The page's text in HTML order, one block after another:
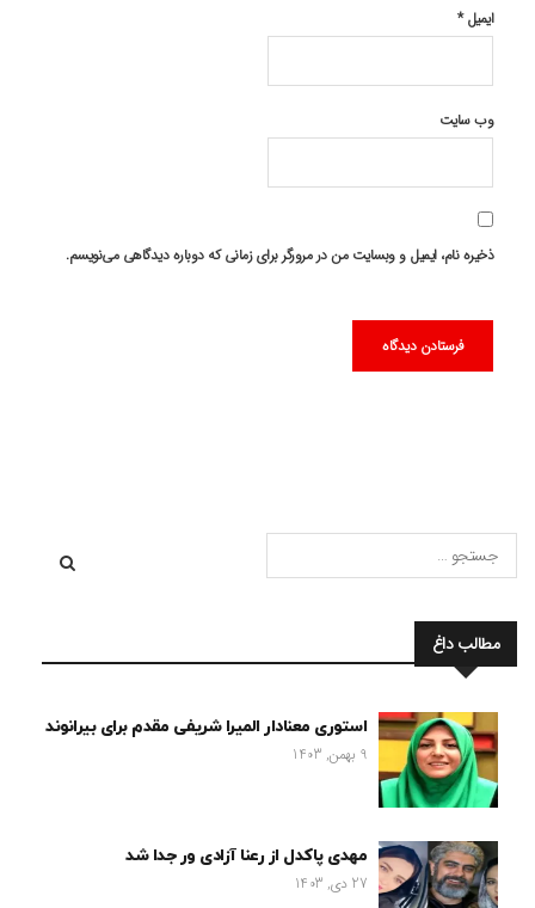
ایمیل*
وب‌ سایت
ذخیره نام، ایمیل و وبسایت من در مرورگر برای زمانی که دوباره دیدگاهی می‌نویسم.
مطالب داغ
استوری معنادار المیرا شریفی مقدم برای بیرانوند
9 بهمن, 1403
مهدی پاکدل از رعنا آزادی ور جدا شد
27 دی, 1403